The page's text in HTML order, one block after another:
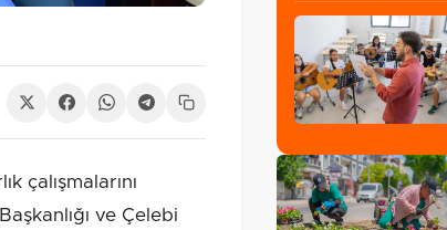
çalışmalarını
ve Çelebi